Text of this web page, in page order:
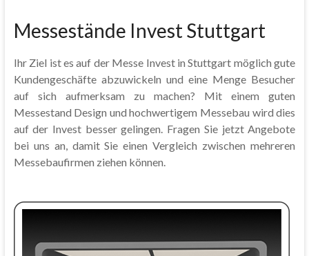
Messestände Invest Stuttgart
Ihr Ziel ist es auf der Messe Invest in Stuttgart möglich gute
Kundengeschäfte abzuwickeln und eine Menge Besucher
auf sich aufmerksam zu machen? Mit einem guten
Messestand Design und hochwertigem Messebau wird dies
auf der Invest besser gelingen. Fragen Sie jetzt Angebote
bei uns an, damit Sie einen Vergleich zwischen mehreren
Messebaufirmen ziehen können.